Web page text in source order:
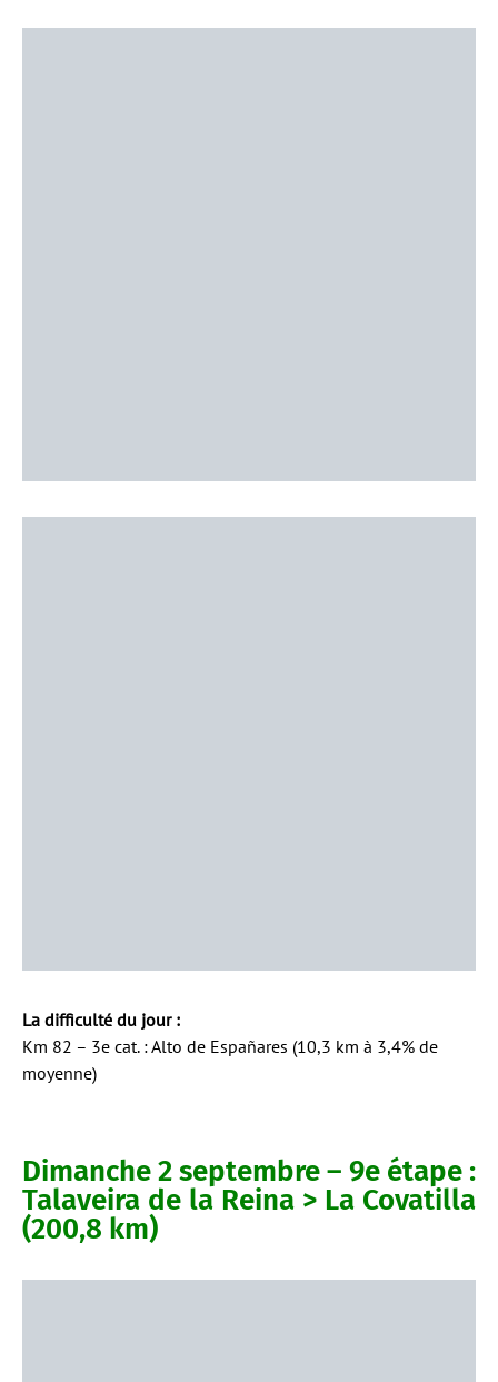
La difficulté du jour :
Km 82 – 3e cat. : Alto de Españares (10,3 km à 3,4% de
moyenne)
Dimanche 2 septembre – 9e étape :
Talaveira de la Reina > La Covatilla
(200,8 km)